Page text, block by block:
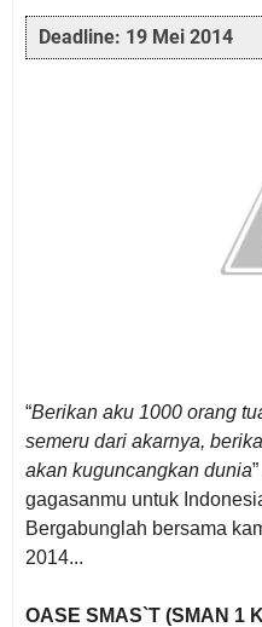
Deadline: 19 Mei 2014
“Berikan aku 1000 orang
semeru dari akarnya,
akan kuguncangkan dunia
gagasanmu untuk
Bergabunglah bersama
2014...
OASE SMAS`T (SMAN 1